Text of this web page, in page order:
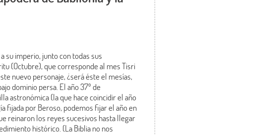
su imperio, junto con todas sus
(Octubre), que corresponde al mes Tisri
nuevo personaje, ¿será éste el mesías,
dominio persa. El año 37º de
astronómica (la que hace coincidir el año
fijada por Beroso, podemos fijar el año en
reinaron los reyes sucesivos hasta llegar
histórico. (La Biblia no nos